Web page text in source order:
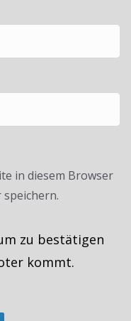
in diesem Browser
zu bestätigen
kommt.